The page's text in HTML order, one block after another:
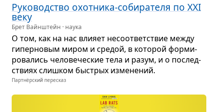
Руко­вод­ство охот­ника-соби­ра­теля по XXI
веку
Брет Вайнштейн · наука
О том, как на нас вли­яет несо­от­вет­ствие между
гипер­но­вым миром и сре­дой, в кото­рой фор­ми­
ро­ва­лись чело­ве­че­ские тела и разум, и о послед­
ствиях слиш­ком быстрых изме­не­ний.
Партнёрский пересказ